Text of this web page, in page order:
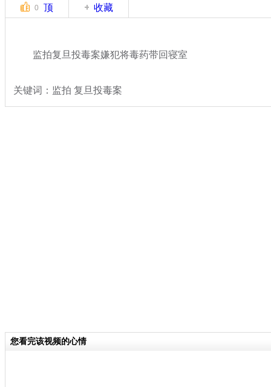
0 顶 收藏
监拍复旦投毒案嫌犯将毒药带回寝室
关键词：监拍 复旦投毒案
您看完该视频的心情